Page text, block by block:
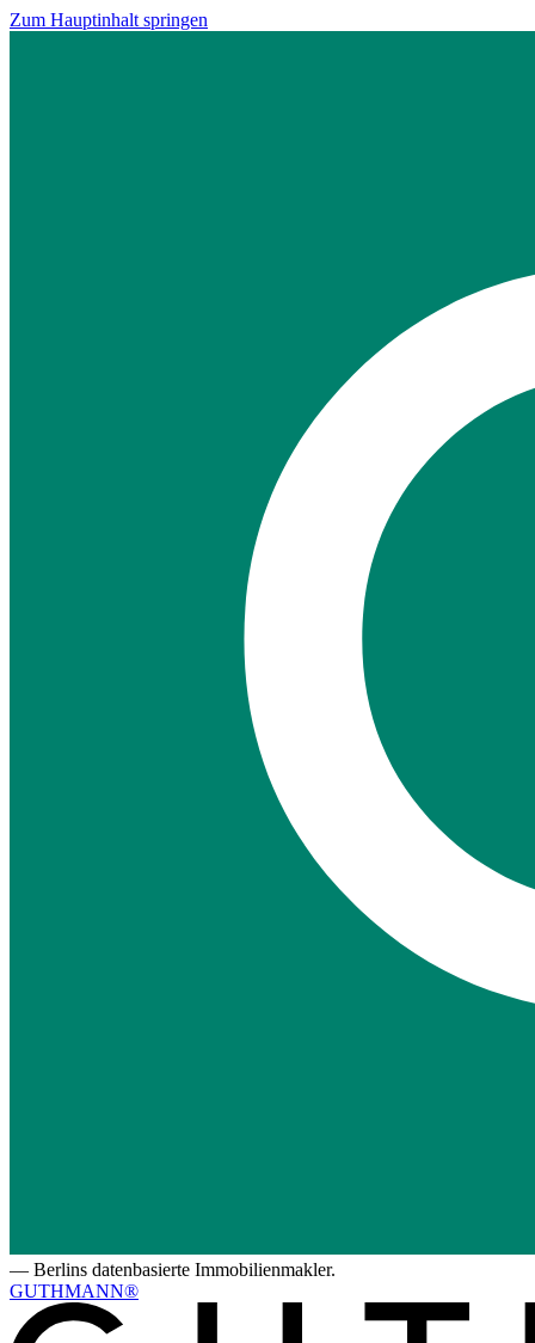
Zum Hauptinhalt springen
— Berlins datenbasierte Immobilienmakler.
GUTHMANN®